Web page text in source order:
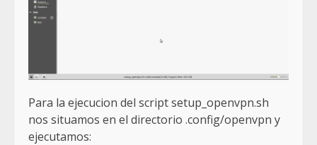
Para la ejecucion del script setup_openvpn.sh
nos situamos en el directorio .config/openvpn y
ejecutamos: